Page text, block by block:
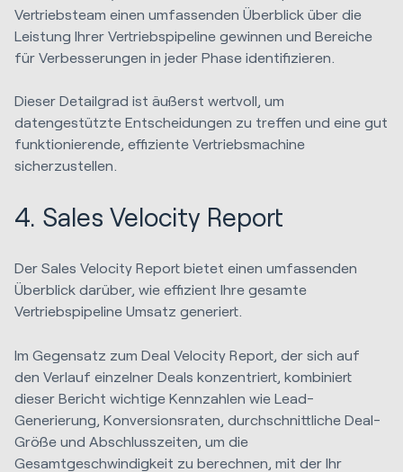
Vertriebsteam einen umfassenden Überblick über die
Leistung Ihrer Vertriebspipeline gewinnen und Bereiche
für Verbesserungen in jeder Phase identifizieren.
Dieser Detailgrad ist äußerst wertvoll, um
datengestützte Entscheidungen zu treffen und eine gut
funktionierende, effiziente Vertriebsmachine
sicherzustellen.
4. Sales Velocity Report
Der Sales Velocity Report bietet einen umfassenden
Überblick darüber, wie effizient Ihre gesamte
Vertriebspipeline Umsatz generiert.
Im Gegensatz zum Deal Velocity Report, der sich auf
den Verlauf einzelner Deals konzentriert, kombiniert
dieser Bericht wichtige Kennzahlen wie Lead-
Generierung, Konversionsraten, durchschnittliche Deal-
Größe und Abschlusszeiten, um die
Gesamtgeschwindigkeit zu berechnen, mit der Ihr